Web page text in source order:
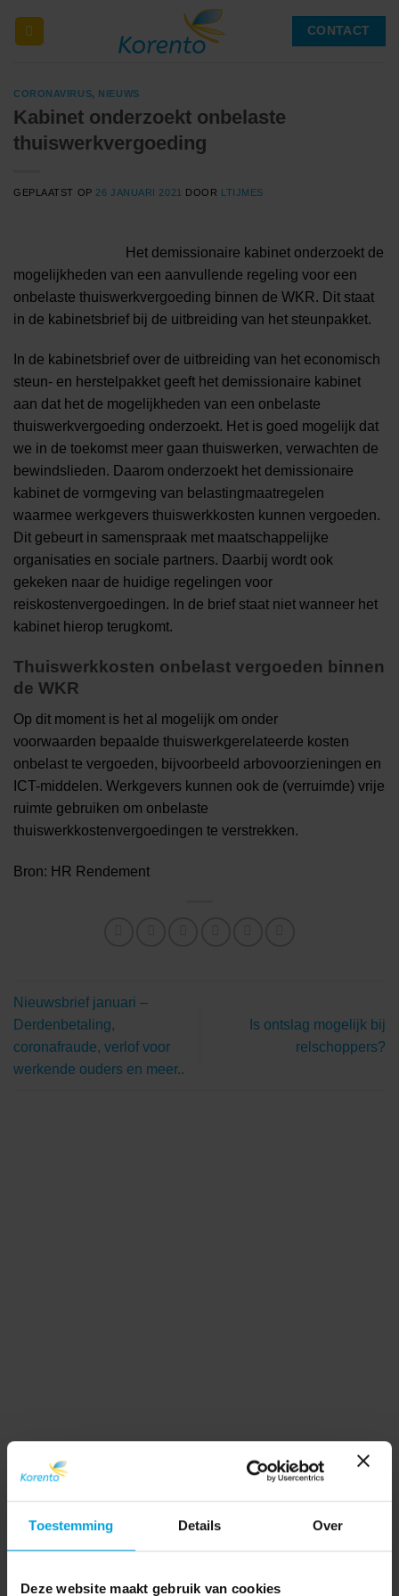
Toestemming Details Over
Deze website maakt gebruik van cookies
naar
CONTACT
CORONAVIRUS, NIEUWS
Kabinet onderzoekt onbelaste
thuiswerkvergoeding
GEPLAATST OP 26 JANUARI 2021 DOOR LTIJMES
Het demissionaire kabinet onderzoekt de
mogelijkheden van een aanvullende regeling voor een
onbelaste thuiswerkvergoeding binnen de WKR. Dit staat
in de kabinetsbrief bij de uitbreiding van het steunpakket.
In de kabinetsbrief over de uitbreiding van het economisch
steun- en herstelpakket geeft het demissionaire kabinet
aan dat het de mogelijkheden van een onbelaste
thuiswerkvergoeding onderzoekt. Het is goed mogelijk dat
we in de toekomst meer gaan thuiswerken, verwachten de
bewindslieden. Daarom onderzoekt het demissionaire
kabinet de vormgeving van belastingmaatregelen
waarmee werkgevers thuiswerkkosten kunnen vergoeden.
Dit gebeurt in samenspraak met maatschappelijke
organisaties en sociale partners. Daarbij wordt ook
gekeken naar de huidige regelingen voor
reiskostenvergoedingen. In de brief staat niet wanneer het
kabinet hierop terugkomt.
Thuiswerkkosten onbelast vergoeden binnen
de WKR
Op dit moment is het al mogelijk om onder
voorwaarden bepaalde thuiswerkgerelateerde kosten
onbelast te vergoeden, bijvoorbeeld arbovoorzieningen en
ICT-middelen. Werkgevers kunnen ook de (verruimde) vrije
ruimte gebruiken om onbelaste
thuiswerkkostenvergoedingen te verstrekken.
Bron: HR Rendement
Nieuwsbrief januari –
Derdenbetaling,
coronafraude, verlof voor
werkende ouders en meer..
Is ontslag mogelijk bij
relschoppers?